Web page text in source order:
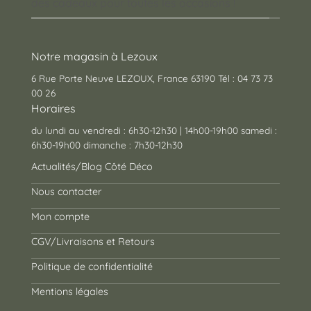
Notre magasin à Lezoux
6 Rue Porte Neuve LEZOUX, France 63190 Tél : 04 73 73
00 26
Horaires
du lundi au vendredi : 6h30-12h30 | 14h00-19h00 samedi :
6h30-19h00 dimanche : 7h30-12h30
Actualités/Blog Côté Déco
Nous contacter
Mon compte
CGV/Livraisons et Retours
Politique de confidentialité
Mentions légales